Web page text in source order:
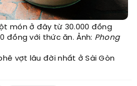
món ở đây từ 30.000 đồng
đồng với thức ăn. Ảnh: Phong
vợt lâu đời nhất ở Sài Gòn